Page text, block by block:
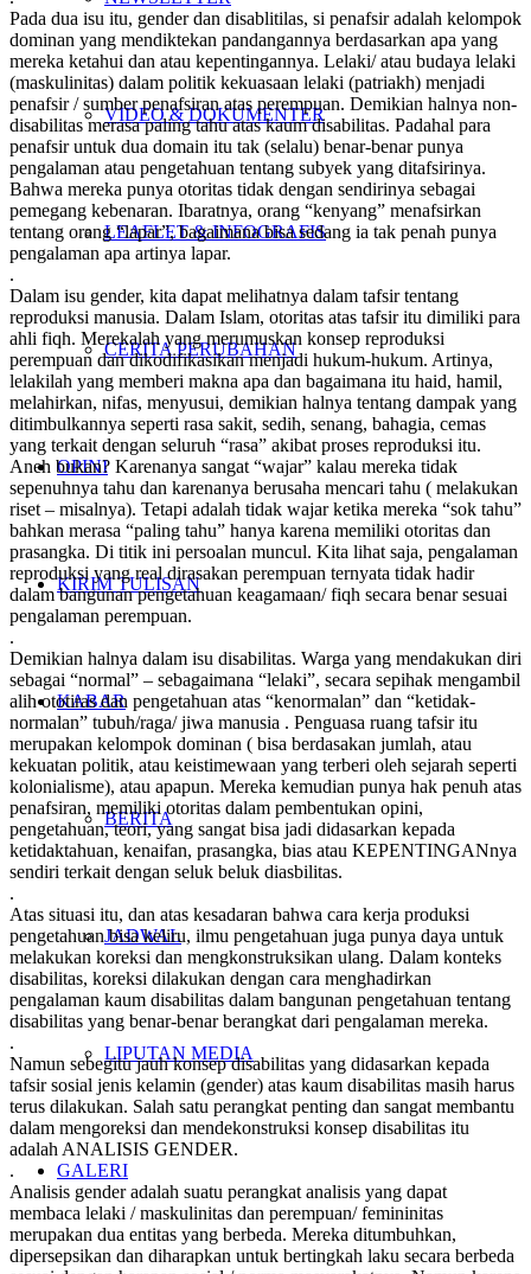
VIDEO & DOKUMENTER
LEAFLET & INFOGRAFIS
CERITA PERUBAHAN
OPINI
KIRIM TULISAN
KABAR
BERITA
JADWAL
LIPUTAN MEDIA
GALERI
Pada dua isu itu, gender dan disablitilas, si penafsir adalah kelompok
dominan yang mendiktekan pandangannya berdasarkan apa yang
mereka ketahui dan atau kepentingannya. Lelaki/ atau budaya lelaki
(maskulinitas) dalam politik kekuasaan lelaki (patriakh) menjadi
penafsir / sumber penafsiran atas perempuan. Demikian halnya non-
disabilitas merasa paling tahu atas kaum disabilitas. Padahal para
penafsir untuk dua domain itu tak (selalu) benar-benar punya
pengalaman atau pengetahuan tentang subyek yang ditafsirinya.
Bahwa mereka punya otoritas tidak dengan sendirinya sebagai
pemegang kebenaran. Ibaratnya, orang “kenyang” menafsirkan
tentang orang “lapar”, bagaimana bisa sedang ia tak penah punya
pengalaman apa artinya lapar.
.
Dalam isu gender, kita dapat melihatnya dalam tafsir tentang
reproduksi manusia. Dalam Islam, otoritas atas tafsir itu dimiliki para
ahli fiqh. Merekalah yang merumuskan konsep reproduksi
perempuan dan dikodifikasikan menjadi hukum-hukum. Artinya,
lelakilah yang memberi makna apa dan bagaimana itu haid, hamil,
melahirkan, nifas, menyusui, demikian halnya tentang dampak yang
ditimbulkannya seperti rasa sakit, sedih, senang, bahagia, cemas
yang terkait dengan seluruh “rasa” akibat proses reproduksi itu.
Aneh bukan? Karenanya sangat “wajar” kalau mereka tidak
sepenuhnya tahu dan karenanya berusaha mencari tahu ( melakukan
riset – misalnya). Tetapi adalah tidak wajar ketika mereka “sok tahu”
bahkan merasa “paling tahu” hanya karena memiliki otoritas dan
prasangka. Di titik ini persoalan muncul. Kita lihat saja, pengalaman
reproduksi yang real dirasakan perempuan ternyata tidak hadir
dalam bangunan pengetahuan keagamaan/ fiqh secara benar sesuai
pengalaman perempuan.
.
Demikian halnya dalam isu disabilitas. Warga yang mendakukan diri
sebagai “normal” – sebagaimana “lelaki”, secara sepihak mengambil
alih ototiras dan pengetahuan atas “kenormalan” dan “ketidak-
normalan” tubuh/raga/ jiwa manusia . Penguasa ruang tafsir itu
merupakan kelompok dominan ( bisa berdasakan jumlah, atau
kekuatan politik, atau keistimewaan yang terberi oleh sejarah seperti
kolonialisme), atau apapun. Mereka kemudian punya hak penuh atas
penafsiran, memiliki otoritas dalam pembentukan opini,
pengetahuan, teori, yang sangat bisa jadi didasarkan kepada
ketidaktahuan, kenaifan, prasangka, bias atau KEPENTINGANnya
sendiri terkait dengan seluk beluk diasbilitas.
.
Atas situasi itu, dan atas kesadaran bahwa cara kerja produksi
pengetahuan bisa keliru, ilmu pengetahuan juga punya daya untuk
melakukan koreksi dan mengkonstruksikan ulang. Dalam konteks
disabilitas, koreksi dilakukan dengan cara menghadirkan
pengalaman kaum disabilitas dalam bangunan pengetahuan tentang
disabilitas yang benar-benar berangkat dari pengalaman mereka.
.
Namun sebegitu jauh konsep disabilitas yang didasarkan kepada
tafsir sosial jenis kelamin (gender) atas kaum disabilitas masih harus
terus dilakukan. Salah satu perangkat penting dan sangat membantu
dalam mengoreksi dan mendekonstruksi konsep disabilitas itu
adalah ANALISIS GENDER.
.
Analisis gender adalah suatu perangkat analisis yang dapat
membaca lelaki / maskulinitas dan perempuan/ femininitas
merupakan dua entitas yang berbeda. Mereka ditumbuhkan,
dipersepsikan dan diharapkan untuk bertingkah laku secara berbeda